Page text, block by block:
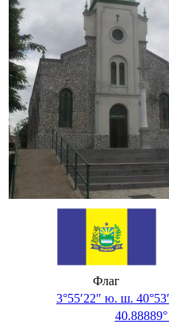
Флаг
3°55′22″ ю. ш.
40.88889°